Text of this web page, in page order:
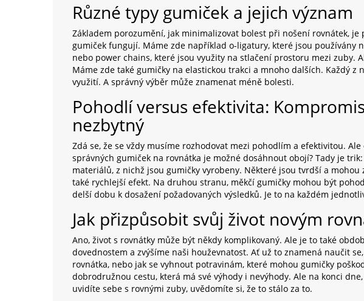
Různé typy gumiček a jejich význam
Základem porozumění, jak minimalizovat bolest při nošení rovnátek,
gumiček fungují. Máme zde například o-ligatury, které jsou používány
nebo power chains, které jsou využity na stlačení prostoru mezi zuby.
Máme zde také gumičky na elastickou trakci a mnoho dalších. Každý z
využití. A správný výběr může znamenat méně bolesti.
Pohodlí versus efektivita:
nezbytný
Zdá se, že se vždy musíme rozhodovat mezi pohodlím a efektivitou.
správných gumiček na rovnátka je možné dosáhnout obojí? Tady je
materiálů, z nichž jsou gumičky vyrobeny. Některé jsou tvrdší a
také rychlejší efekt. Na druhou stranu, měkčí gumičky mohou být
delší dobu k dosažení požadovaných výsledků. Je to na každém
Jak přizpůsobit svůj život novým
Ano, život s rovnátky může být někdy komplikovaný. Ale je to také
dovednostem a zvýšíme naši houževnatost. Ať už to znamená naučit
rovnátka, nebo jak se vyhnout potravinám, které mohou gumičky
dobrodružnou cestu, která má své výhody i nevýhody. Ale na konci
uvidíte sebe s rovnými zuby, uvědomíte si, že to stálo za to.